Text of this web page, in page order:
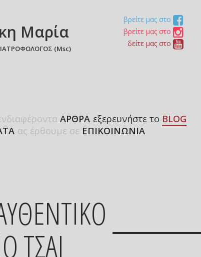
Μαρία
(Msc)
βρείτε μας στο
βρείτε μας στο
δείτε μας στο
ΑΡΘΡΑ εξερευνήστε το BLOG
ας έρθουμε σε ΕΠΙΚΟΙΝΩΝΙΑ
ΤΣΑΙ